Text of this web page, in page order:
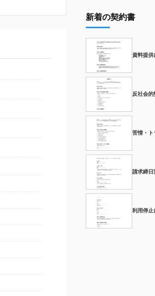
新着の契約書
資料提供
反社会的
苦情・ト
請求締日
利用停止